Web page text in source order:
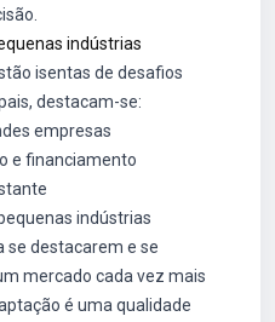
indústrias
isentas de desafios
destacam-se:
empresas
e financiamento
indústrias
se destacarem e se
mercado cada vez mais
é uma qualidade